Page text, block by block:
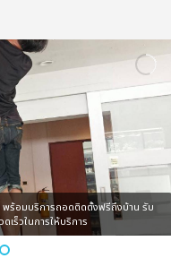
พร้อมบริการถอดติดตั้งฟรีถึงบ้าน รับ
เร็วในการให้บริการ